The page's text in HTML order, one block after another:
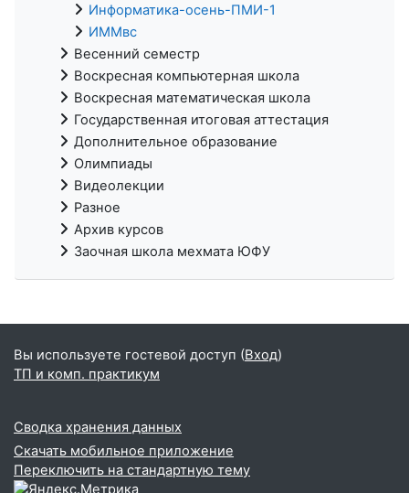
Информатика-осень-ПМИ-1
ИММвс
Весенний семестр
Воскресная компьютерная школа
Воскресная математическая школа
Государственная итоговая аттестация
Дополнительное образование
Олимпиады
Видеолекции
Разное
Архив курсов
Заочная школа мехмата ЮФУ
Вы используете гостевой доступ (Вход)
ТП и комп. практикум
Сводка хранения данных
Скачать мобильное приложение
Переключить на стандартную тему